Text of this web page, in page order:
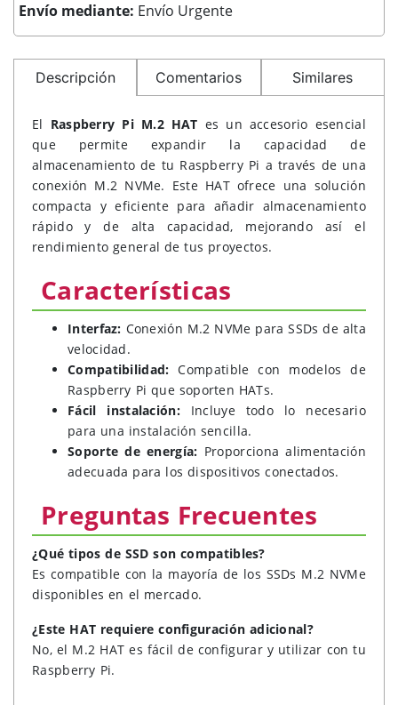
Envío mediante: Envío Urgente
Descripción Comentarios Similares
El Raspberry Pi M.2 HAT es un accesorio esencial
que permite expandir la capacidad de
almacenamiento de tu Raspberry Pi a través de una
conexión M.2 NVMe. Este HAT ofrece una solución
compacta y eficiente para añadir almacenamiento
rápido y de alta capacidad, mejorando así el
rendimiento general de tus proyectos.
Características
Interfaz: Conexión M.2 NVMe para SSDs de alta
velocidad.
Compatibilidad: Compatible con modelos de
Raspberry Pi que soporten HATs.
Fácil instalación:Incluye todo lo necesario
para una instalación sencilla.
Soporte de energía: Proporciona alimentación
adecuada para los dispositivos conectados.
Preguntas Frecuentes
¿Qué tipos de SSD son compatibles?
Es compatible con la mayoría de los SSDs M.2 NVMe
disponibles en el mercado.
¿Este HAT requiere configuración adicional?
No, el M.2 HAT es fácil de configurar y utilizar con tu
Raspberry Pi.